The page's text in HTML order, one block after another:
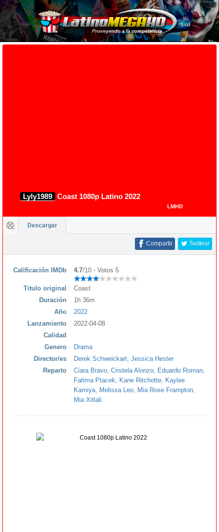
Lyly1989 Coast 1080p Latino 2022
LMHD
Descargar
Twittear
Compartir
Calificación IMDb 4.7/10 - Votos 5
Titulo original
Coast
Duración
1h 36m
Año
2022
Lanzamiento
2022-04-08
Calidad
Genero
Drama
Director/es
Derek Schweickart Jessica Hester
Reparto
Ciara Bravo Cristela Alonzo Eduardo Roman
Fatima Ptacek
Kane Ritchotte
Kaylee
Kamiya
Melissa Leo Mia Rose Frampton
Mia Xitlali